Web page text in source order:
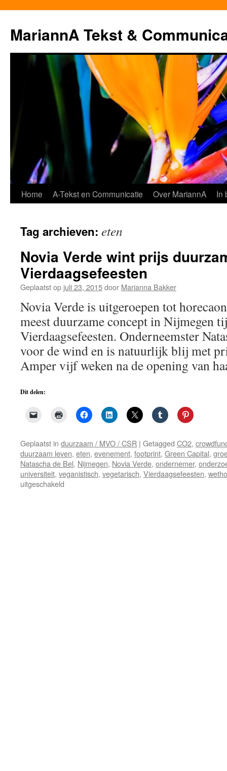
MariannA Tekst &
Ga
de
inhoud
Home A-Tekst en Communicatie Over MariannA In
Tag archieven: eten
Novia Verde wint prijs
Vierdaagsefeesten
Geplaatst op juli 23, 2015door Marianna Bakker
Novia Verde is uitgeroepen tot
meest duurzame concept in Nijmegen
Vierdaagsefeesten. Onderneemster
voor de wind en is natuurlijk blij met
Amper vijf weken na de opening van
Dit delen:
Geplaatst in duurzaam / MVO / CSR | Getagged CO2,
duurzaam leven, eten, evenement, footprint, Green Capital,
Natascha de Bel, Nijmegen, Novia Verde, ondernemer,
universiteit, veganistisch, vegetarisch, Vierdaagsefeesten,
uitgeschakeld